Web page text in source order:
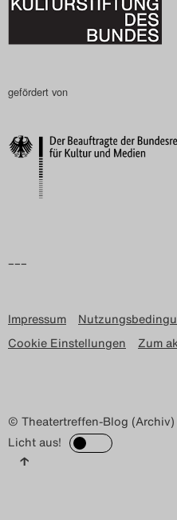
gefördert von
–––
Impressum
Cookie Einstellungen
Zum
© Theatertreffen-Blog (Archiv)
Licht aus!
↑